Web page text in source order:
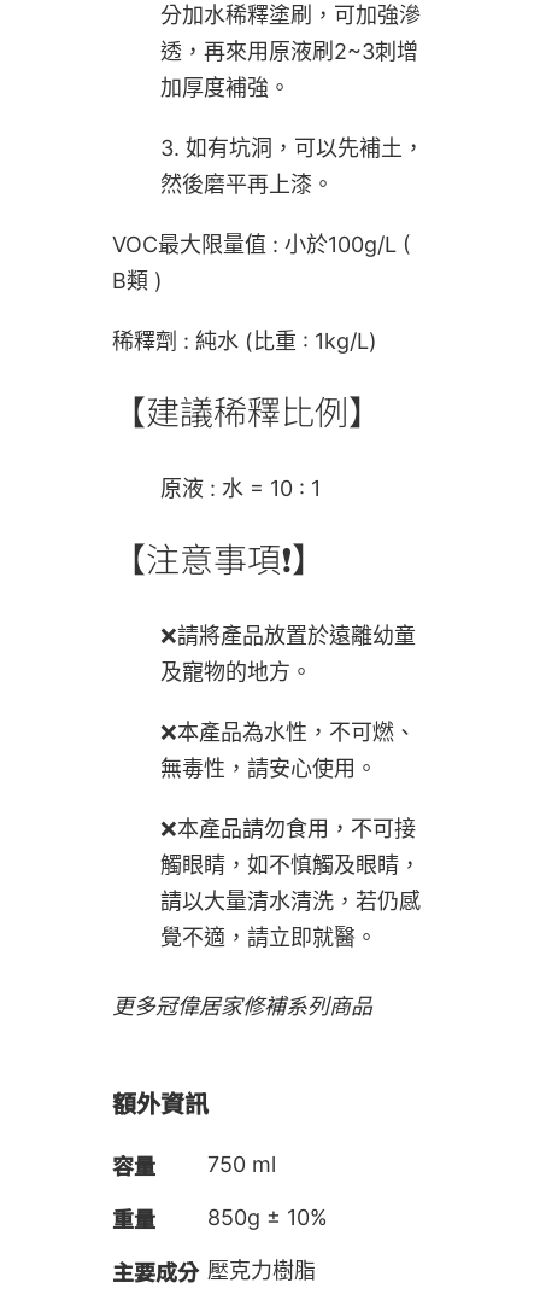
分加水稀釋塗刷，可加強滲
透，再來用原液刷2~3刺增
加厚度補強。
3. 如有坑洞，可以先補土，
然後磨平再上漆。
VOC最大限量值 : 小於100g/L (
B類 )
稀釋劑 : 純水 (比重 : 1kg/L)
【建議稀釋比例】
原液 : 水 = 10 : 1
【注意事項❗】
❌請將產品放置於遠離幼童
及寵物的地方。
❌本產品為水性，不可燃、
無毒性，請安心使用。
❌本產品請勿食用，不可接
觸眼睛，如不慎觸及眼睛，
請以大量清水清洗，若仍感
覺不適，請立即就醫。
更多冠偉居家修補系列商品
額外資訊
容量 750 ml
重量 850g ± 10%
主要成分 壓克力樹脂